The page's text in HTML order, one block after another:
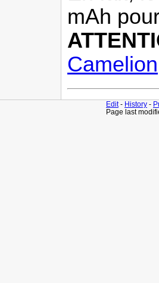
mAh
Camelion
Edit- History -
Page last